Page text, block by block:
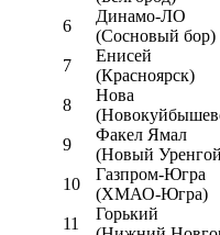
6
Динамо-ЛО
(Сосновый бор)
7
Енисей
(Красноярск)
8
Нова
9
Факел Ямал
(Новый
10
Газпром-Югра
(ХМАО-Югра)
11
Горький